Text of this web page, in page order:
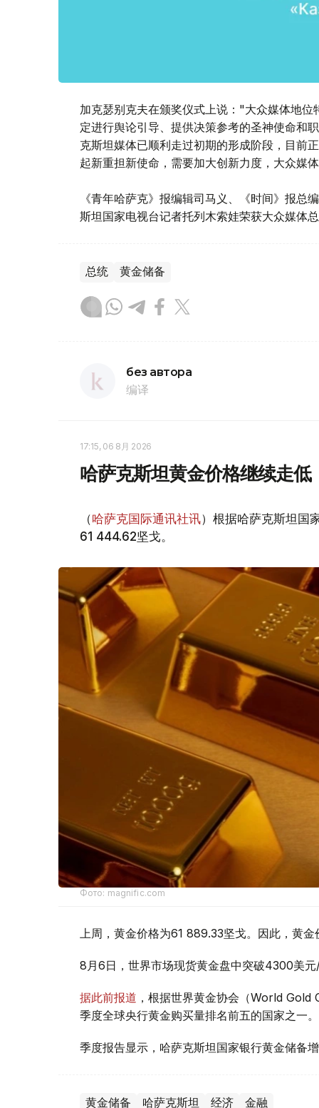
加克瑟别克夫在颁奖仪式上说："大众媒体地
定进行舆论引导、提供决策参考的圣神使命和
克斯坦媒体已顺利走过初期的形成阶段，目前
起新重担新使命，需要加大创新力度，大众媒
《青年哈萨克》报编辑司马义、《时间》报
斯坦国家电视台记者托列木索娃荣获大众媒体总
总统 黄金储备
без автора
编译
17:15, 06 8月 2026
哈萨克斯坦黄金价格继续走低
（哈萨克国际通讯社讯）根据哈萨克斯坦国
61 444.62坚戈。
Фото: magnific.com
上周，黄金价格为61 889.33坚戈。因此，黄
8月6日，世界市场现货黄金盘中突破4300美元
据此前报道 ，根据世界黄金协会（World
季度全球央行黄金购买量排名前五的国家之一。
季度报告显示，哈萨克斯坦国家银行黄金储备增
黄金储备 哈萨克斯坦 经济 金融